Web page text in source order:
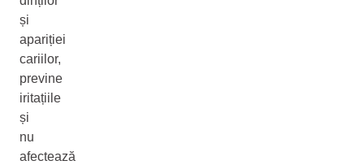
și
apariției
cariilor,
previne
iritațiile
și
nu
afectează